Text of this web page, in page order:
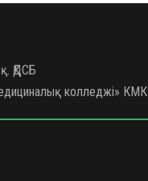
ҚДСБ
колледжі» КМК